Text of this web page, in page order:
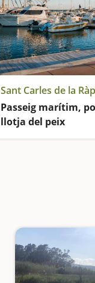
Sant Carles de la
Passeig marítim,
llotja del peix